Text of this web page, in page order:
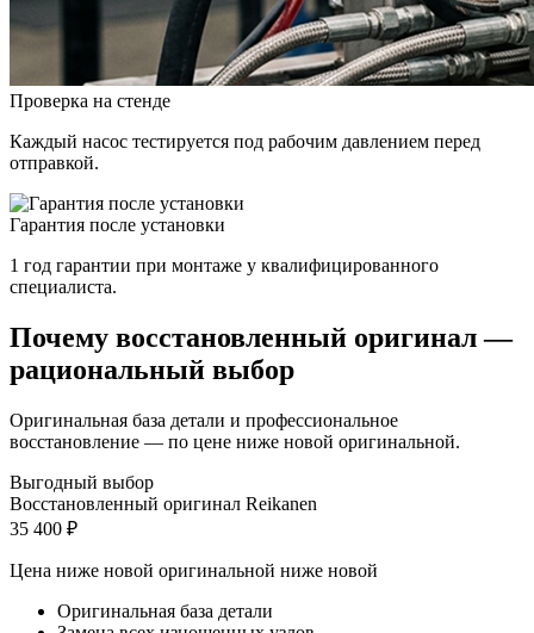
Проверка на стенде
Каждый насос тестируется под рабочим давлением перед
отправкой.
Гарантия после установки
1 год гарантии при монтаже у квалифицированного
специалиста.
Почему восстановленный оригинал —
рациональный выбор
Оригинальная база детали и профессиональное
восстановление — по цене ниже новой оригинальной.
Выгодный выбор
Восстановленный оригинал Reikanen
35 400 ₽
Цена ниже новой оригинальной ниже новой
Оригинальная база детали